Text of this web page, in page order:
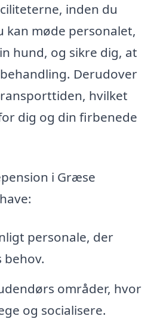
inden du
møde personalet,
hund, og sikre dig, at
Derudover
hvilket
dig og din firbenede
i Græse
personale, der
områder, hvor
og socialisere.